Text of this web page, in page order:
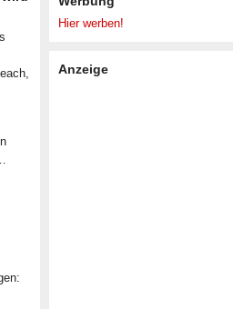
Hier werben!
Anzeige